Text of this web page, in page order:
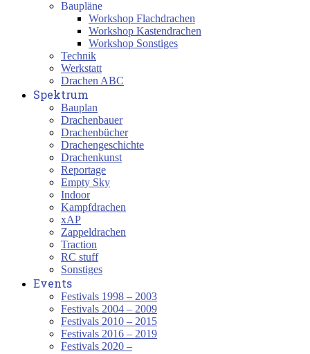
Baupläne
Workshop Flachdrachen
Workshop Kastendrachen
Workshop Sonstiges
Technik
Werkstatt
Drachen ABC
Spektrum
Bauplan
Drachenbauer
Drachenbücher
Drachengeschichte
Drachenkunst
Reportage
Empty Sky
Indoor
Kampfdrachen
xAP
Zappeldrachen
Traction
RC stuff
Sonstiges
Events
Festivals 1998 – 2003
Festivals 2004 – 2009
Festivals 2010 – 2015
Festivals 2016 – 2019
Festivals 2020 –